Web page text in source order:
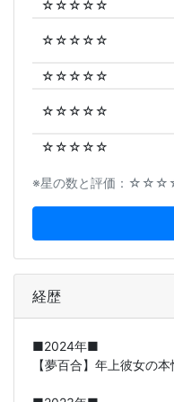
☆☆☆☆☆
☆☆☆☆☆
☆☆☆☆☆
☆☆☆☆☆
☆☆☆☆☆
※星の数と評価：
経歴
■2024年■
【夢百合】年上彼女の